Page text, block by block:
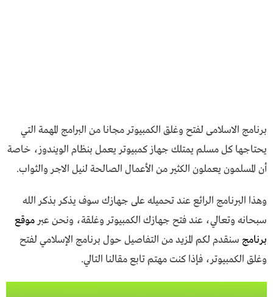
برنامج الاسلامى لفتح وغلق الكمبيوتر مجانا من البرامج المهمة التي
يحتاجها كل مسلم يمتلك جهاز كمبيوتر يعمل بنظام الويندوز، خاصة
أن المسلمون يعملون الكثير من الأعمال الصالحة لنيل الاجر والثواب.
وهذا البرنامج الرائع عند تحميله على جهازك سوف يذكر بذكر الله
سبحانه وتعالي، عند فتح جهازك الكمبيوتر وغلقة، ونحن عبر موقع
برنامج سنقدم لكم المزيد من التفاصيل حول برنامج الإسلامي لفتح
وغلق الكمبيوتر، فإذا كنت مهتم تابع مقالنا التالي.